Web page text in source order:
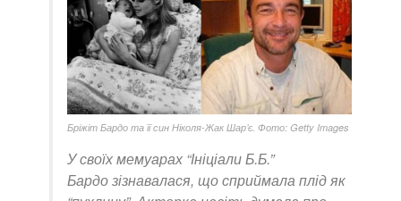
Бріжіт Бардо та її син Ніколя-Жак Шар’є. Фото: Getty Images
У своїх мемуарах “Ініціали Б.Б.”
Бардо зізнавалася, що сприймала плід як